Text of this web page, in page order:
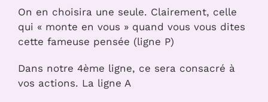
On en choisira une seule. Clairement, celle
qui « monte en vous » quand vous vous dites
cette fameuse pensée (ligne P)
Dans notre 4ème ligne, ce sera consacré à
vos actions. La ligne A